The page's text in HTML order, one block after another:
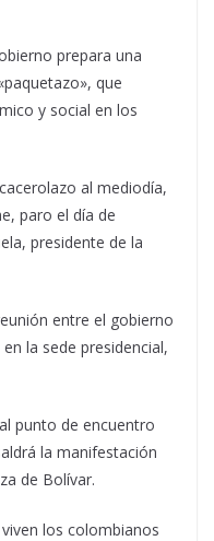
prepara una
que
y social en los
al mediodía,
paro el día de
presidente de la
entre el gobierno
la sede presidencial,
punto de encuentro
la manifestación
de Bolívar.
los colombianos